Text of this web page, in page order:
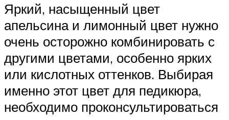
Яркий, насыщенный цвет
апельсина и лимонный цвет нужно
очень осторожно комбинировать с
другими цветами, особенно ярких
или кислотных оттенков. Выбирая
именно этот цвет для педикюра,
необходимо проконсультироваться